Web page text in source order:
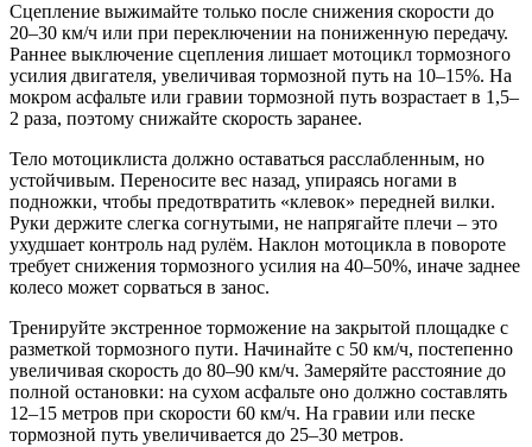
Сцепление выжимайте только после снижения скорости до
20–30 км/ч или при переключении на пониженную передачу.
Раннее выключение сцепления лишает мотоцикл тормозного
усилия двигателя, увеличивая тормозной путь на 10–15%. На
мокром асфальте или гравии тормозной путь возрастает в 1,5–
2 раза, поэтому снижайте скорость заранее.
Тело мотоциклиста должно оставаться расслабленным, но
устойчивым. Переносите вес назад, упираясь ногами в
подножки, чтобы предотвратить «клевок» передней вилки.
Руки держите слегка согнутыми, не напрягайте плечи – это
ухудшает контроль над рулём. Наклон мотоцикла в повороте
требует снижения тормозного усилия на 40–50%, иначе заднее
колесо может сорваться в занос.
Тренируйте экстренное торможение на закрытой площадке с
разметкой тормозного пути. Начинайте с 50 км/ч, постепенно
увеличивая скорость до 80–90 км/ч. Замеряйте расстояние до
полной остановки: на сухом асфальте оно должно составлять
12–15 метров при скорости 60 км/ч. На гравии или песке
тормозной путь увеличивается до 25–30 метров.